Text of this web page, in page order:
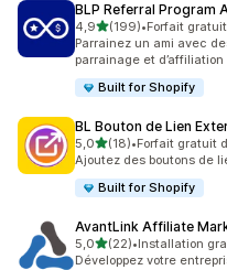
BLP Referral Program
4,9étoile(s) sur 5
(199)
199 avis au total
•Forfait
Parrainez un ami avec
parrainage et d’affiliation
Built for Shopify
BL Bouton de Lien
5,0étoile(s) sur 5
(18)
18 avis au total
•Forfait gratuit
Ajoutez des boutons de
Built for Shopify
AvantLink Affiliate
5,0étoile(s) sur 5
(22)
22 avis au total
•Installation
Développez votre